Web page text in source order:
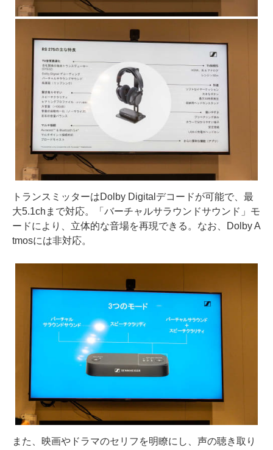
トランスミッターはDolby Digitalデコードが可能で、最
大5.1chまで対応。「バーチャルサラウンドサウンド」モ
ードにより、立体的な音場を再現できる。なお、Dolby A
tmosには非対応。
また、映画やドラマのセリフを明瞭にし、声の聴き取り